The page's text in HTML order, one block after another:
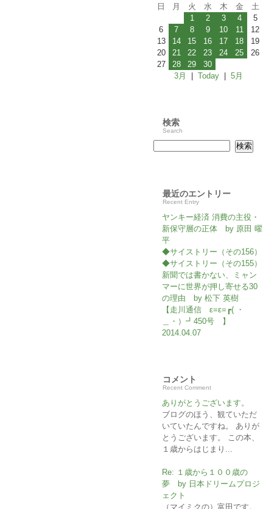
日
月 火 水 木 金
土
1
2 3 4
5
6
7 8 9 10 11
12
13
14 15 16 17 18
19
20
21 22 23 24 25
26
27
28 29
30
3月
Today| 5月
検索
Search
最近のエントリー
Recent Entry
ヤンキー経済 消費の主役・
新保守層の正体 by 原田 曜
平
◆サイストリー（その156）
◆サイストリー（その155）
新聞では書かない、ミャン
マーに世界が押し寄せる30
の理由 by 松下 英樹
【走川通信 ε=ε=┏( ・
＿・）┛450号 】
2014.04.07
コメント
Recent Comment
ありがとうございます。
ブログのほう、観ていただ
いていたんですね。 ありが
とうございます。 この本、
１歳からはじまり...
Re: １歳から１００歳の
夢 by 日本ドリームプロジ
ェクト
（マイミクの）富田です。